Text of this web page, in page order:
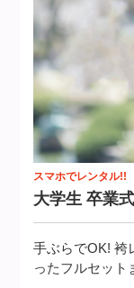
スマホでレンタル!!
大学生 卒業
手ぶらでOK! 袴
ったフルセット